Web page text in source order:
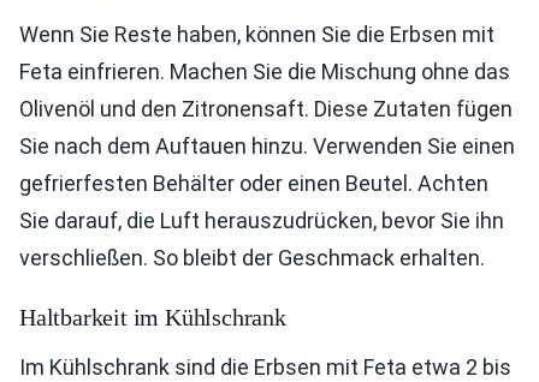
Wenn Sie Reste haben, können Sie die Erbsen mit
Feta einfrieren. Machen Sie die Mischung ohne das
Olivenöl und den Zitronensaft. Diese Zutaten fügen
Sie nach dem Auftauen hinzu. Verwenden Sie einen
gefrierfesten Behälter oder einen Beutel. Achten
Sie darauf, die Luft herauszudrücken, bevor Sie ihn
verschließen. So bleibt der Geschmack erhalten.
Haltbarkeit im Kühlschrank
Im Kühlschrank sind die Erbsen mit Feta etwa 2 bis